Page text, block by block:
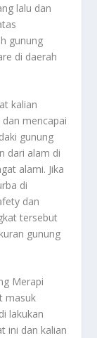
lalu dan
gunung
di daerah
kalian
mencapai
gunung
dari alam di
alami. Jika
di
dan
tersebut
gunung
Merapi
masuk
lakukan
ini dan kalian